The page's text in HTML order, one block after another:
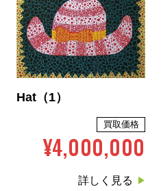
Hat（1）
買取価格
¥4,000,000
詳しく見る